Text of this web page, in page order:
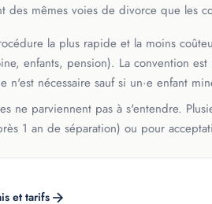
des mêmes voies de divorce que les
la plus rapide et la moins
enfants, pension). La convention
n'est nécessaire sauf si un·e enfant
ne parviennent pas à s'entendre.
1 an de séparation) ou pour
et tarifs